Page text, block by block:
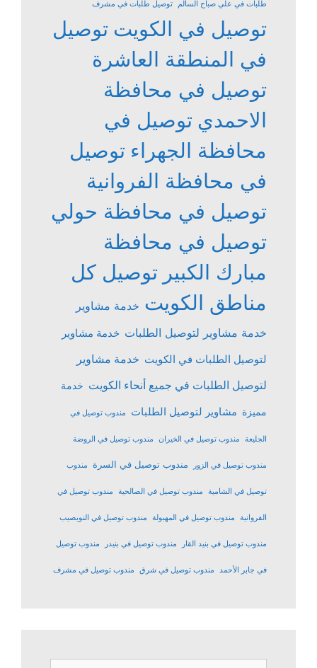
طلبات في علي صباح السالم توصيل طلبات في مشرف
توصيل في الكويت توصيل
في المنطقة العاشرة
توصيل في محافظة
الاحمدي توصيل في
محافظة الجهراء توصيل
في محافظة الفروانية
توصيل في محافظة حولي
توصيل في محافظة
مبارك الكبير توصيل كل
مناطق الكويت خدمة مشاوير
خدمة مشاوير لتوصيل الطلبات خدمة مشاوير
لتوصيل الطلبات في الكويت خدمة مشاوير
لتوصيل الطلبات في جميع أنحاء الكويت خدمة
مميزة مشاوير لتوصيل الطلبات مندوب توصيل في
الجليعة مندوب توصيل في الخيران مندوب توصيل في الروضة
مندوب توصيل في الزور مندوب توصيل في السرة مندوب
توصيل في الشامية مندوب توصيل في الصالحية مندوب توصيل في
الفروانية مندوب توصيل في المهبولة مندوب توصيل في النويصيب
مندوب توصيل في بنيد القار مندوب توصيل في بنيدر مندوب توصيل
في جابر الأحمد مندوب توصيل في شرق مندوب توصيل في مشرف